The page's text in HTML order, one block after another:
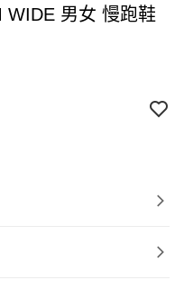
WIDE 男女 慢跑鞋